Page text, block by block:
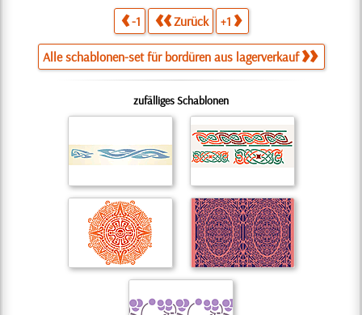
-1 Zurück +1
Alle schablonen-set für bordüren aus lagerverkauf
zufälliges Schablonen